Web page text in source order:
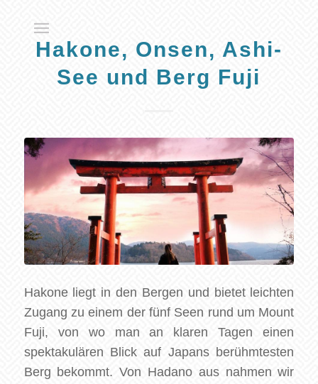
Hakone, Onsen, Ashi-
See und Berg Fuji
Hakone liegt in den Bergen und bietet leichten
Zugang zu einem der fünf Seen rund um Mount
Fuji, von wo man an klaren Tagen einen
spektakulären Blick auf Japans berühmtesten
Berg bekommt. Von Hadano aus nahmen wir